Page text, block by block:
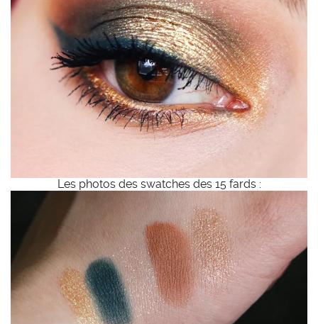
Les photos des swatches des 15 fards :